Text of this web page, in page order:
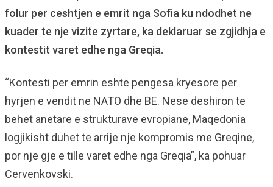
folur per ceshtjen e emrit nga Sofia ku ndodhet ne
kuader te nje vizite zyrtare, ka deklaruar se zgjidhja e
kontestit varet edhe nga Greqia.
“Kontesti per emrin eshte pengesa kryesore per
hyrjen e vendit ne NATO dhe BE. Nese deshiron te
behet anetare e strukturave evropiane, Maqedonia
logjikisht duhet te arrije nje kompromis me Greqine,
por nje gje e tille varet edhe nga Greqia”, ka pohuar
Cervenkovski.